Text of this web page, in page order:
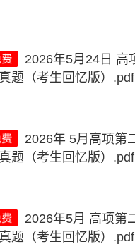
题（考生回忆版）.pdf
题（考生回忆版）.pdf
题（考生回忆版）.pdf